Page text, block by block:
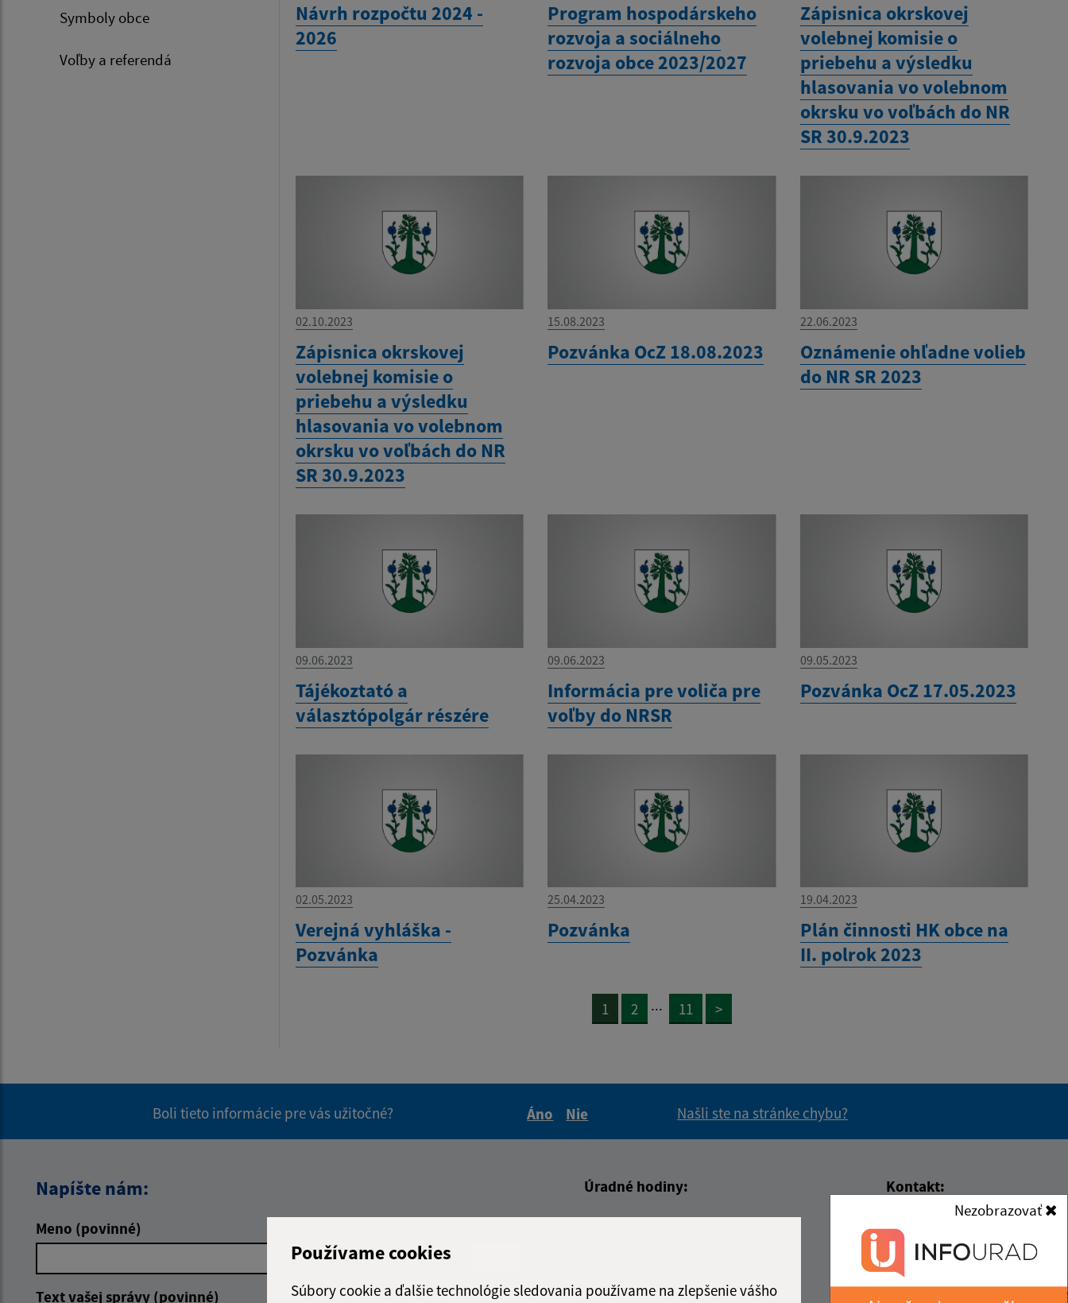
Používame cookies
Súbory cookie a ďalšie technológie sledovania používame na zlepšenie vášho
Nezobrazovať
Symboly obce
Voľby a referendá
Návrh rozpočtu 2024 -
2026
Program hospodárskeho
rozvoja a sociálneho
rozvoja obce 2023/2027
Zápisnica okrskovej
volebnej komisie o
priebehu a výsledku
hlasovania vo volebnom
okrsku vo voľbách do NR
SR 30.9.2023
02.10.2023
Zápisnica okrskovej
volebnej komisie o
priebehu a výsledku
hlasovania vo volebnom
okrsku vo voľbách do NR
SR 30.9.2023
15.08.2023
Pozvánka OcZ 18.08.2023
22.06.2023
Oznámenie ohľadne volieb
do NR SR 2023
09.06.2023
Tájékoztató a
választópolgár részére
09.06.2023
Informácia pre voliča pre
voľby do NRSR
09.05.2023
Pozvánka OcZ 17.05.2023
02.05.2023
Verejná vyhláška -
Pozvánka
25.04.2023
Pozvánka
19.04.2023
Plán činnosti HK obce na
II. polrok 2023
1 2 ... 11 >
Boli tieto informácie pre vás užitočné?
Áno
Nie
Našli ste na stránke chybu?
Napíšte nám:
Meno (povinné)
Text vašej správy (povinné)
Úradné hodiny:
Streda:
7:30 - 15:30
Kontakt:
Čakanovce 312
985 58 Radzovce